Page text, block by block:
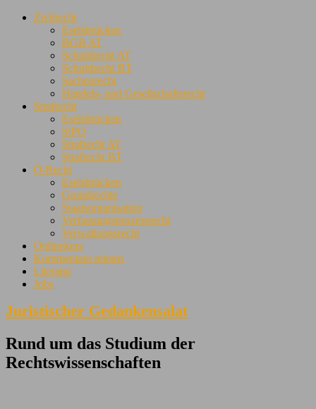
Zivilrecht
Eselsbrücken
BGB AT
Schuldrecht AT
Schuldrecht BT
Sachenrecht
Handels- und Gesellschaftsrecht
Strafrecht
Eselsbrücken
StPO
Strafrecht AT
Strafrecht BT
Ö-Recht
Eselsbrücken
Grundrechte
Staatsorganisation
Verfassungsprozessrecht
Verwaltungsrecht
Onlinekurs
Kommentare mieten
Literatur
Jobs
Juristischer Gedankensalat
Rund um das Studium der
Rechtswissenschaften